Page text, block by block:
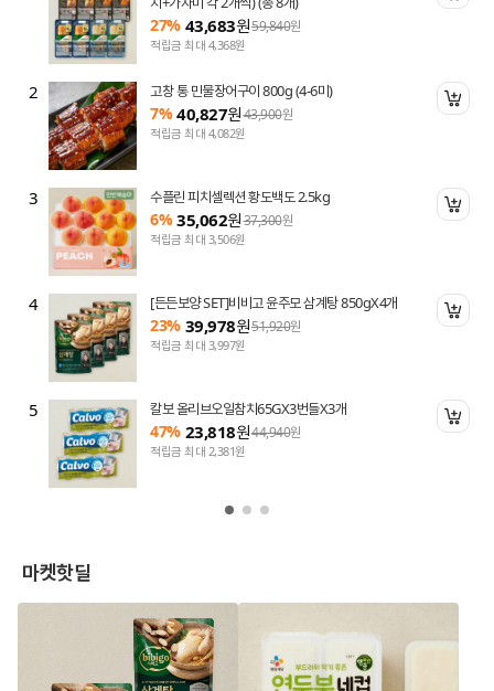
담기
담기
담기
담기
27% 43,683원59,840원
적립금 최대 4,368원
2 고창 통 민물장어구이 800g (4-6미)
7% 40,827원43,900원
적립금 최대 4,082원
3 수플린 피치셀렉션 황도백도 2.5kg
6% 35,062원37,300원
적립금 최대 3,506원
4 [든든보양 SET]비비고 윤주모 삼계탕 850gX4개
23% 39,978원51,920원
적립금 최대 3,997원
5 칼보 올리브오일참치65GX3번들X3개
47% 23,818원44,940원
적립금 최대 2,381원
마켓핫딜